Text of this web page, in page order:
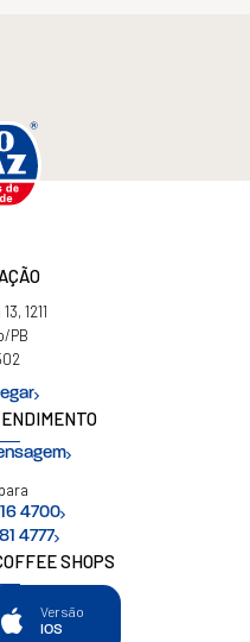
1211
PB
4700
4777
SHOPS
Versão
IOS